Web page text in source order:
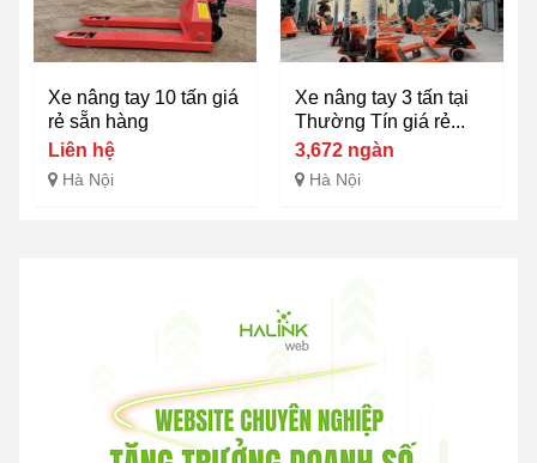
Xe nâng tay 10 tấn giá
rẻ sẵn hàng
Liên hệ
Hà Nội
Xe nâng tay 3 tấn tại
Thường Tín giá rẻ...
3,672 ngàn
Hà Nội